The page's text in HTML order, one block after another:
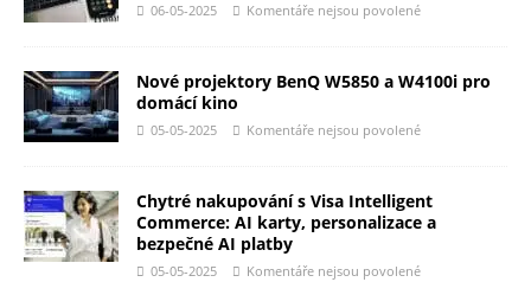
06-05-2025 Komentáře nejsou povolené
Nové projektory BenQ W5850 a W4100i pro
domácí kino
05-05-2025 Komentáře nejsou povolené
Chytré nakupování s Visa Intelligent
Commerce: AI karty, personalizace a
bezpečné AI platby
05-05-2025 Komentáře nejsou povolené